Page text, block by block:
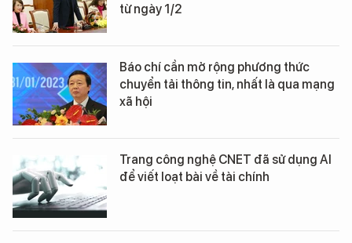
từ ngày 1/2
Báo chí cần mở rộng phương thức
chuyển tải thông tin, nhất là qua mạng
xã hội
Trang công nghệ CNET đã sử dụng AI
để viết loạt bài về tài chính